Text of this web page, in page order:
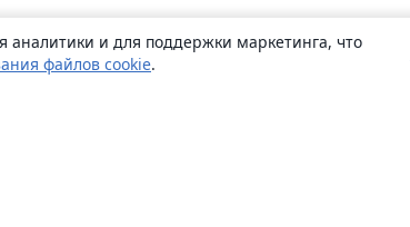
и для поддержки маркетинга, что
файлов cookie.